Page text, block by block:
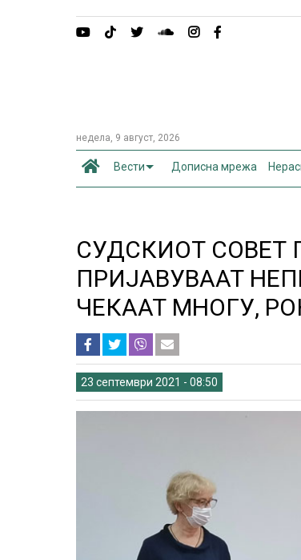
недела, 9 август, 2026
Вести Дописна мрежа
СУДСКИОТ СОВЕТ
ПРИЈАВУВААТ
ЧЕКААТ МНОГУ,
23 септември 2021 - 08:50